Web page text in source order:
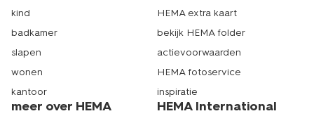
kind
badkamer
slapen
wonen
kantoor
HEMA extra kaart
bekijk HEMA folder
actievoorwaarden
HEMA fotoservice
inspiratie
meer over HEMA HEMA International